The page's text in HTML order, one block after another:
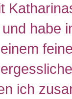
habe
ich